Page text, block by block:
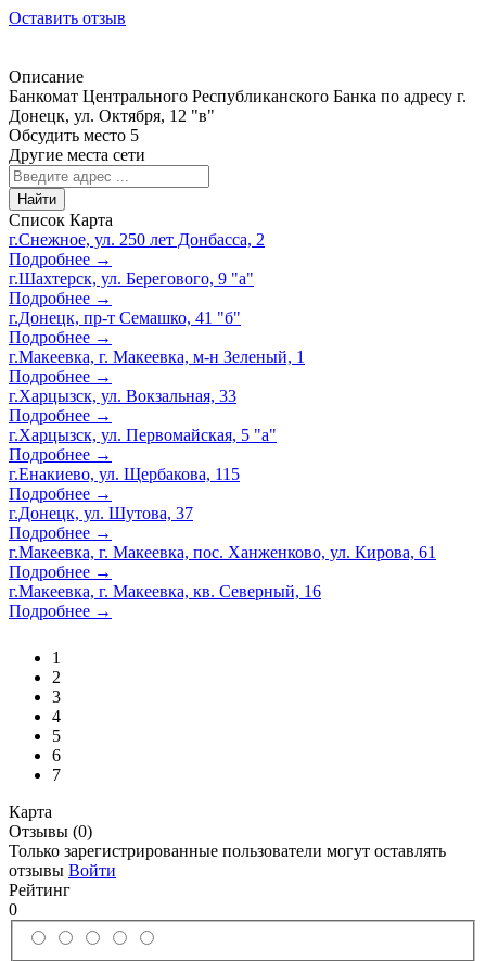
Оставить отзыв
Описание
Банкомат Центрального Республиканского Банка по адресу г.
Донецк, ул. Октября, 12 "в"
Обсудить место 5
Другие места сети
Найти
Список Карта
г.Снежное, ул. 250 лет Донбасса, 2
Подробнее →
г.Шахтерск, ул. Берегового, 9 "а"
Подробнее →
г.Донецк, пр-т Семашко, 41 "б"
Подробнее →
г.Макеевка, г. Макеевка, м-н Зеленый, 1
Подробнее →
г.Харцызск, ул. Вокзальная, 33
Подробнее →
г.Харцызск, ул. Первомайская, 5 "а"
Подробнее →
г.Енакиево, ул. Щербакова, 115
Подробнее →
г.Донецк, ул. Шутова, 37
Подробнее →
г.Макеевка, г. Макеевка, пос. Ханженково, ул. Кирова, 61
Подробнее →
г.Макеевка, г. Макеевка, кв. Северный, 16
Подробнее →
1
2
3
4
5
6
7
Карта
Отзывы (0)
Только зарегистрированные пользователи могут оставлять
отзывы Войти
Рейтинг
0